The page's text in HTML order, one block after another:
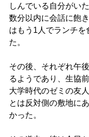
しんでいる自分がい
数分以内に会話に飽
はもう1人でランチを
た。
その後、それぞれ午
るようであり、生協
大学時代のゼミの友
とは反対側の敷地に
かった。